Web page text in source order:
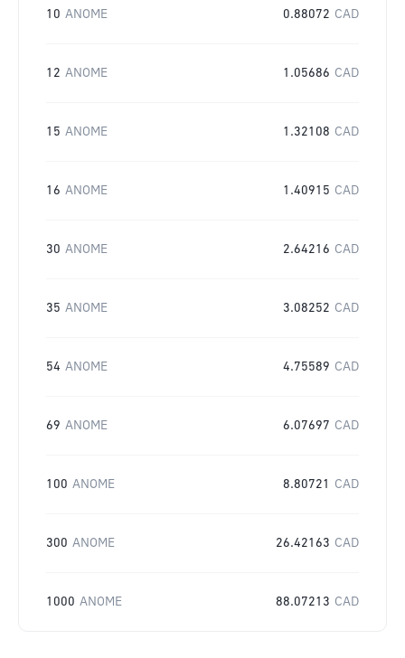
10 ANOME 0.88072 CAD
12 ANOME 1.05686 CAD
15 ANOME 1.32108 CAD
16 ANOME 1.40915 CAD
30 ANOME 2.64216 CAD
35 ANOME 3.08252 CAD
54 ANOME 4.75589 CAD
69 ANOME 6.07697 CAD
100 ANOME 8.80721 CAD
300 ANOME 26.42163 CAD
1000 ANOME 88.07213 CAD